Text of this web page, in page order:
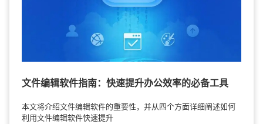
文件编辑软件指南：快速提升办公效率的必备工具
本文将介绍文件编辑软件的重要性，并从四个方面详细阐述如何
利用文件编辑软件快速提升